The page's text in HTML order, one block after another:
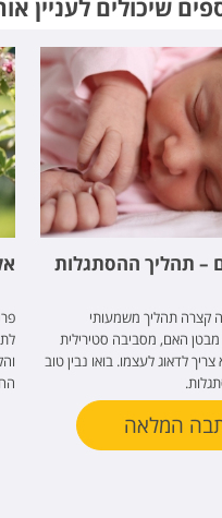
שיכולים לעניין
– תהליך ההסתגלות
קצרה תהליך משמעותי
מבטן האם, מסביבה סטירילית
לדאוג לעצמו. בואו נבין טוב
המלאה